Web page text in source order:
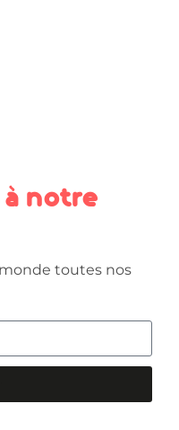
notre
toutes nos